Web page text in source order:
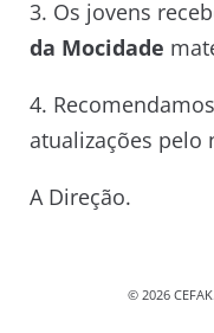
3. Os jovens
da Mocidade
4.
atualizações pelo
A Direção.
© 2026